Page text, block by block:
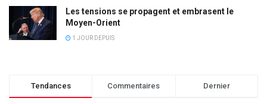
Les tensions se propagent et embrasent le
Moyen-Orient
1 JOUR DEPUIS
Tendances Commentaires Dernier